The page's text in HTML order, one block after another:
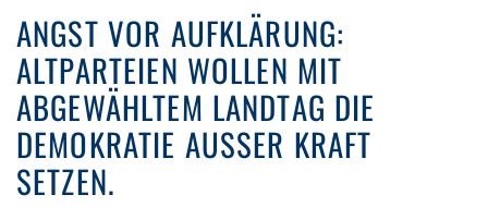
ANGST VOR AUFKLÄRUNG:
ALTPARTEIEN WOLLEN MIT
ABGEWÄHLTEM LANDTAG DIE
DEMOKRATIE AUSSER KRAFT S
ETZEN.